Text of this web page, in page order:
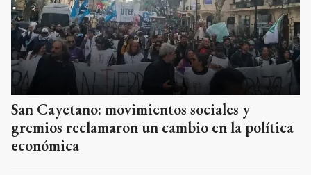
San Cayetano: movimientos sociales y
gremios reclamaron un cambio en la política
económica